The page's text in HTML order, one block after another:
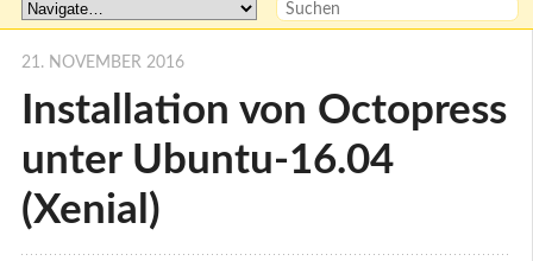
Installation von Octopress
unter Ubuntu-16.04
(Xenial)
21. NOVEMBER 2016